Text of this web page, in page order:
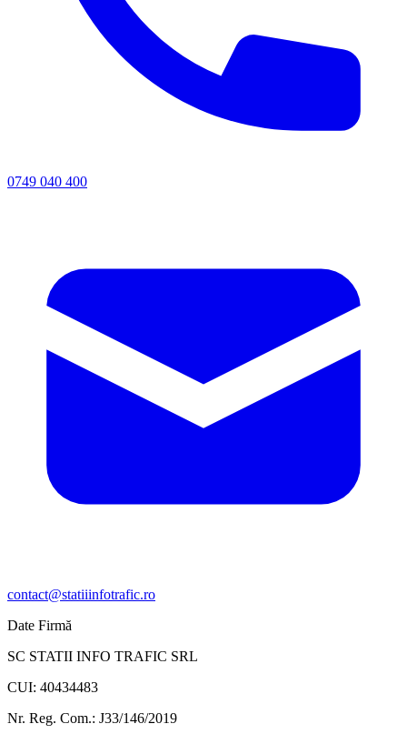
0749 040 400
contact@statiiinfotrafic.ro
Date Firmă
SC STATII INFO TRAFIC SRL
CUI: 40434483
Nr. Reg. Com.: J33/146/2019